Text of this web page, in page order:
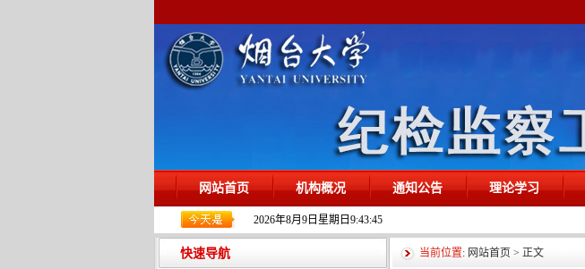
网站首页 机构概况 通知公告 理论学习
2026年8月9日星期日9:43:46
快速导航 当前位置: 网站首页 > 正文